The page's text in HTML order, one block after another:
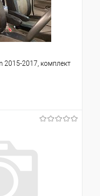
2015-2017, комплект
Сравнение
Под заказ